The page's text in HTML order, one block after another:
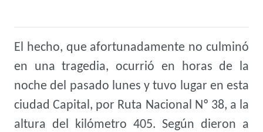
El hecho, que afortunadamente no culminó
en una tragedia, ocurrió en horas de la
noche del pasado lunes y tuvo lugar en esta
ciudad Capital, por Ruta Nacional Nº 38, a la
altura del kilómetro 405. Según dieron a